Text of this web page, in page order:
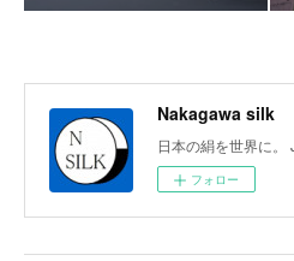
Nakagawa silk
日本の絹を世界に
フォロー